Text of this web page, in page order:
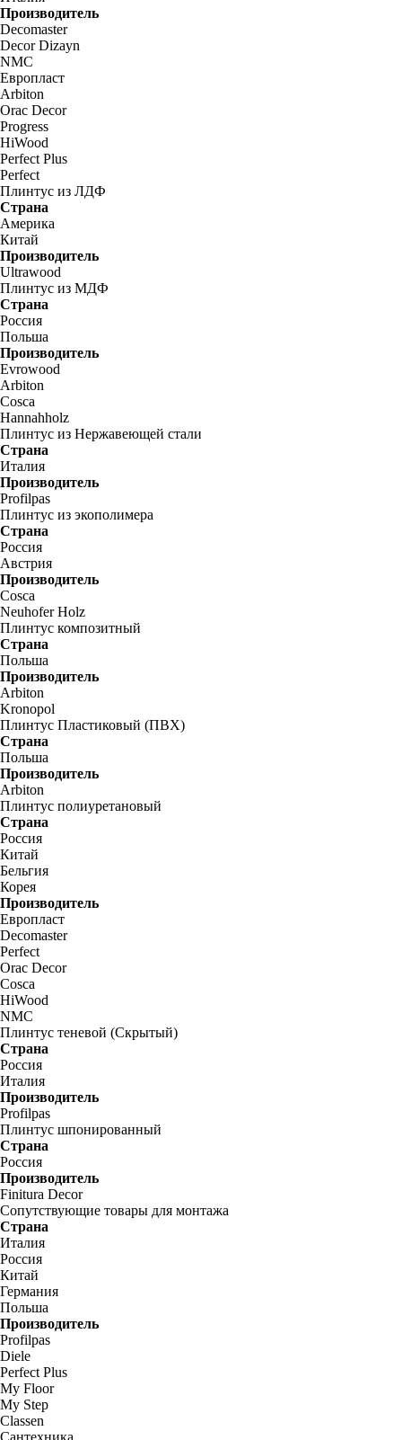
Производитель
Decomaster
Decor Dizayn
NMC
Европласт
Arbiton
Orac Decor
Progress
HiWood
Perfect Plus
Perfect
Плинтус из ЛДФ
Страна
Америка
Китай
Производитель
Ultrawood
Плинтус из МДФ
Страна
Россия
Польша
Производитель
Evrowood
Arbiton
Cosca
Hannahholz
Плинтус из Нержавеющей стали
Страна
Италия
Производитель
Profilpas
Плинтус из экополимера
Страна
Россия
Австрия
Производитель
Cosca
Neuhofer Holz
Плинтус композитный
Страна
Польша
Производитель
Arbiton
Kronopol
Плинтус Пластиковый (ПВХ)
Страна
Польша
Производитель
Arbiton
Плинтус полиуретановый
Страна
Россия
Китай
Бельгия
Корея
Производитель
Европласт
Decomaster
Perfect
Orac Decor
Cosca
HiWood
NMC
Плинтус теневой (Скрытый)
Страна
Россия
Италия
Производитель
Profilpas
Плинтус шпонированный
Страна
Россия
Производитель
Finitura Decor
Сопутствующие товары для монтажа
Страна
Италия
Россия
Китай
Германия
Польша
Производитель
Profilpas
Diele
Perfect Plus
My Floor
My Step
Classen
Сантехника